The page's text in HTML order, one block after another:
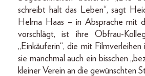
schreibt halt das Leben“, sagt
Helma Haas – in Absprache mit
vorschlägt, ist ihre Obfrau-
„Einkäuferin“, die mit
sie manchmal auch ein bisschen
kleiner Verein an die gewünschten